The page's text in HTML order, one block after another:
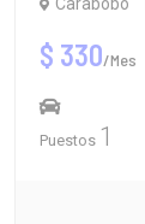
$ 330/Mes
Puestos 1